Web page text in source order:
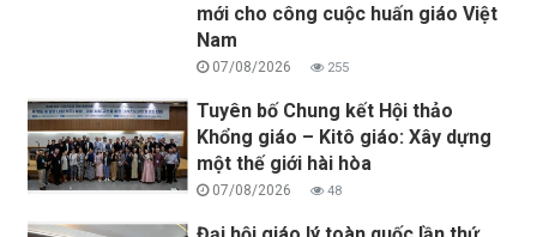
mới cho công cuộc huấn giáo Việt
Nam
07/08/2026 255
Tuyên bố Chung kết Hội thảo
Khổng giáo – Kitô giáo: Xây dựng
một thế giới hài hòa
07/08/2026 48